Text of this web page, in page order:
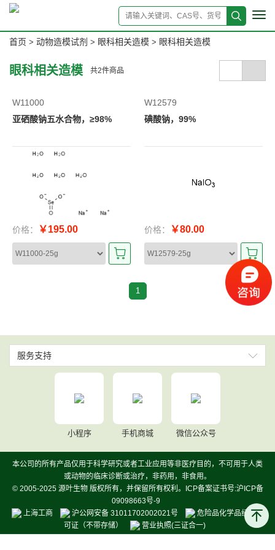
首页 > 动物造模试剂 > 眼科相关造模 > 眼科相关造模
眼科相关造模 共2件商品
W11000
亚硒酸钠五水合物，≥98%
价格： ￥195.00
W12579
碘酸钠，99%
价格： ￥80.00
1
服务支持
小程序 手机商城 微信公众号
本公司的所有产品仅用于科学研究或者工业应用等非医疗目的，不可用于人类
或动物的临床诊断或治疗，非药用，非食用。
© 2005-2025 源叶生物 版权所有，并保留所有权利。ICP备案证书号:沪ICP备
09098663号-9
上海工商
沪公网安备 31011702002021号
危险品化学品经营许
可证（不带存储）
营业执照(三证合一)